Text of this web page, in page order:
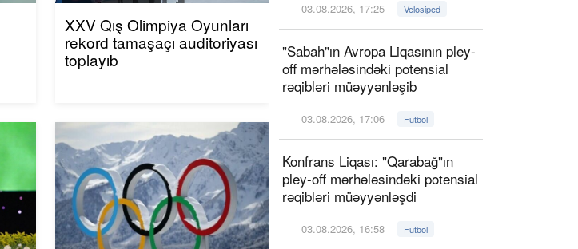
XXV Qış Olimpiya Oyunları
rekord tamaşaçı auditoriyası
toplayıb
03.08.2026, 17:25 Velosiped
"Sabah"ın Avropa Liqasının pley-
off mərhələsindəki potensial
rəqibləri müəyyənləşib
03.08.2026, 17:06 Futbol
Konfrans Liqası: "Qarabağ"ın
pley-off mərhələsindəki potensial
rəqibləri müəyyənləşdi
03.08.2026, 16:58 Futbol